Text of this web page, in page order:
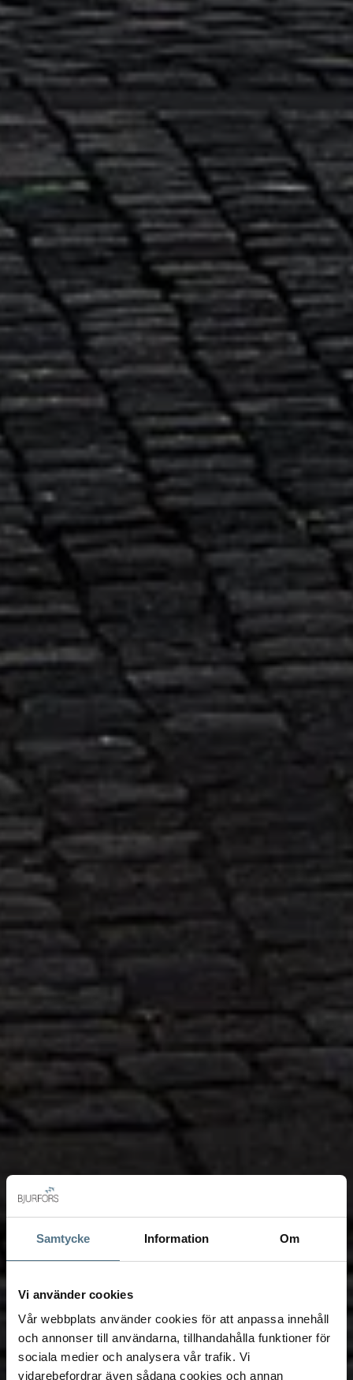
Samtycke Information Om
Vi använder cookies
Vår webbplats använder cookies för att anpassa innehåll
och annonser till användarna, tillhandahålla funktioner för
sociala medier och analysera vår trafik. Vi
vidarebefordrar även sådana cookies och annan